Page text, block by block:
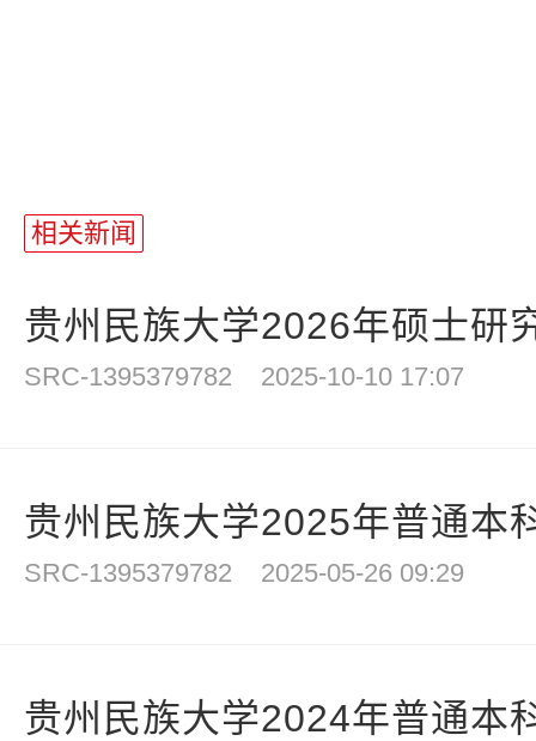
相关新闻
贵州民族大学2026年硕士研
SRC-1395379782 2025-10-10 17:07
贵州民族大学2025年普通本
SRC-1395379782 2025-05-26 09:29
贵州民族大学2024年普通本